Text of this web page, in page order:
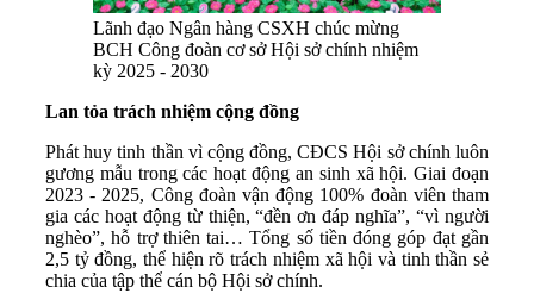
Lãnh đạo Ngân hàng CSXH chúc mừng
BCH Công đoàn cơ sở Hội sở chính nhiệm
kỳ 2025 - 2030
Lan tỏa trách nhiệm cộng đồng
Phát huy tinh thần vì cộng đồng, CĐCS Hội sở chính luôn
gương mẫu trong các hoạt động an sinh xã hội. Giai đoạn
2023 - 2025, Công đoàn vận động 100% đoàn viên tham
gia các hoạt động từ thiện, “đền ơn đáp nghĩa”, “vì người
nghèo”, hỗ trợ thiên tai… Tổng số tiền đóng góp đạt gần
2,5 tỷ đồng, thể hiện rõ trách nhiệm xã hội và tinh thần sẻ
chia của tập thể cán bộ Hội sở chính.